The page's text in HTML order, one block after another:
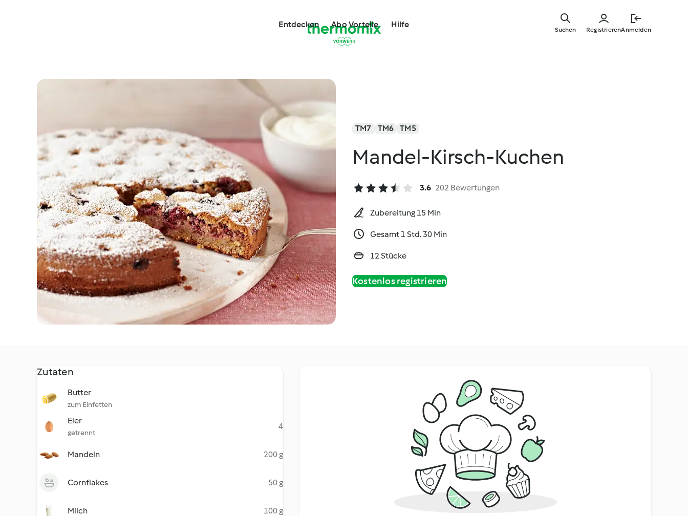
springen
Entdecken Abo Vorteile Hilfe
RegistrierenAnmelden
Suchen
TM7 TM6 TM5
Mandel-Kirsch-Kuchen
3.6 202 Bewertungen
Zubereitung 15 Min
Gesamt 1 Std. 30 Min
12 Stücke
Kostenlos registrieren
Zutaten
Butter
zum Einfetten
Eier
getrennt
4
Mandeln 200 g
Cornflakes 50 g
Milch 100 g